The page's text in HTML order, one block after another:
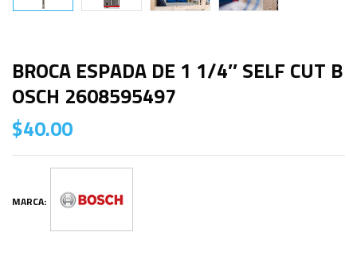
BROCA ESPADA DE 1 1/4″ SELF CUT B
OSCH 2608595497
$40.00
MARCA: